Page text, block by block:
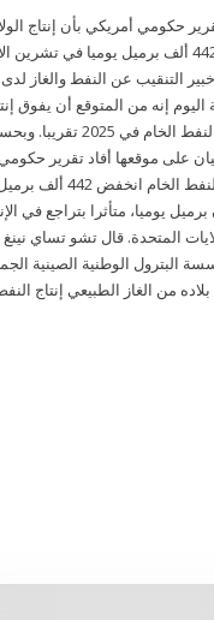
حكومي أمريكي بأن إنتاج
النفط الخام انخفض 442 ألف برميل يوميا في
التنقيب عن النفط والغاز
اليوم إنه من المتوقع أن يفوق
الطبيعي إنتاج النفط
على موقعها أفاد تقرير
الولايات المتحدة من
مليون برميل يوميا، متأثرا بتراجع في
المتحدة. قال تشو تساي